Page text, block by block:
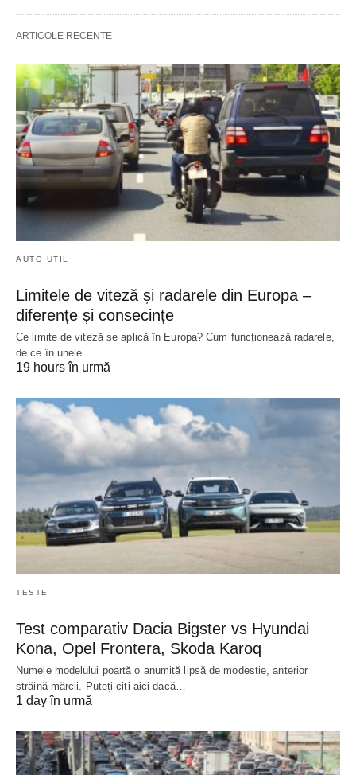
ARTICOLE RECENTE
AUTO UTIL
Limitele de viteză și radarele din Europa –
diferențe și consecințe
Ce limite de viteză se aplică în Europa? Cum funcționează radarele,
de ce în unele…
19 hours în urmă
TESTE
Test comparativ Dacia Bigster vs Hyundai
Kona, Opel Frontera, Skoda Karoq
Numele modelului poartă o anumită lipsă de modestie, anterior
străină mărcii. Puteți citi aici dacă…
1 day în urmă